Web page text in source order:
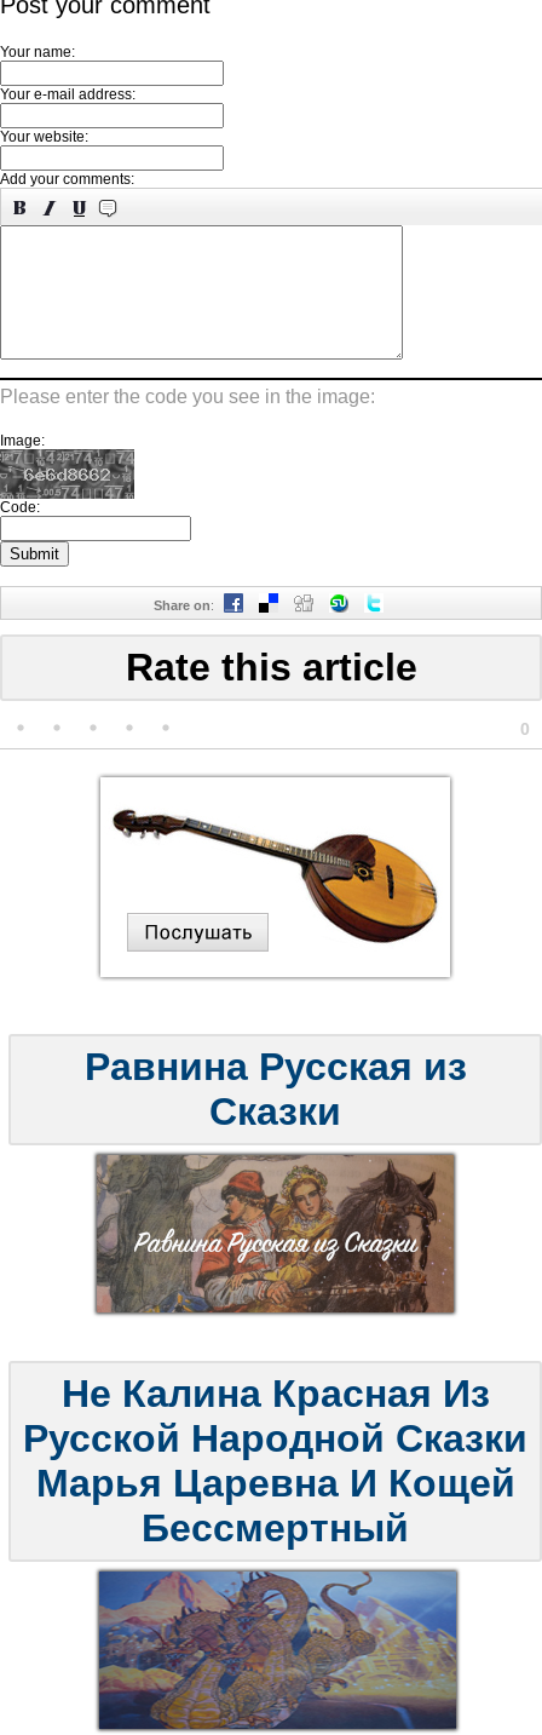
Your name:
Your e-mail address:
Your website:
Add your comments:
Please enter the code you see in the image:
Image:
Code:
Share on:
Rate this article
0
Равнина Русская из
Сказки
Не Калина Красная Из
Русской Народной Сказки
Марья Царевна И Кощей
Бессмертный